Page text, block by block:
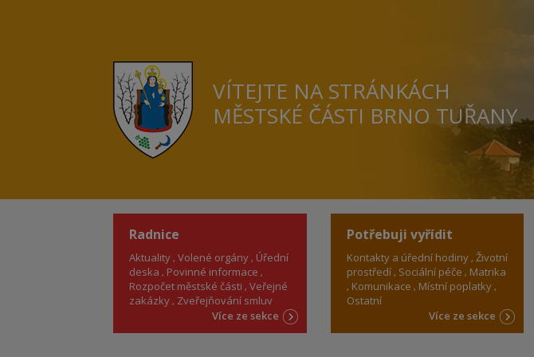
VÍTEJTE NA STRÁNKÁCH
MĚSTSKÉ ČÁSTI BRNO TUŘANY
Radnice
Aktuality Volené orgány Úřední
deska
Povinné informace
Rozpočet městské části Veřejné
zakázky Zveřejňování smluv
Více ze sekce
Potřebuji vyřídit
Kontakty a úřední hodiny Životní
prostředí Sociální péče
Matrika
Komunikace
Místní poplatky
Ostatní
Více ze sekce